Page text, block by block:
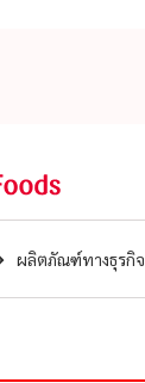
ผลิตภัณฑ์ทางธุรกิจ